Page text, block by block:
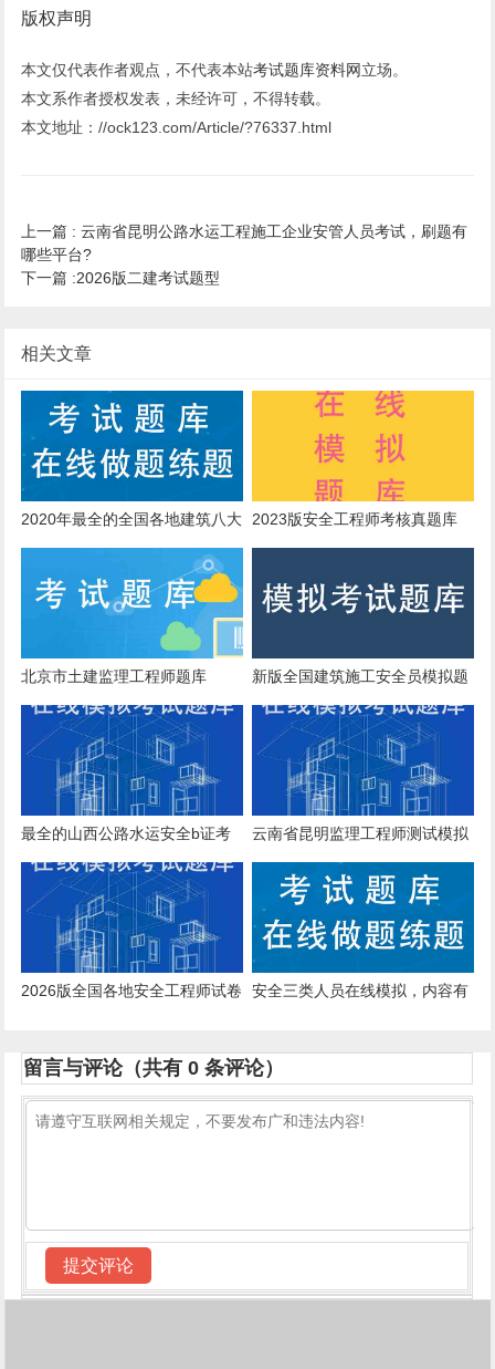
版权声明
本文仅代表作者观点，不代表本站考试题库资料网立场。
本文系作者授权发表，未经许可，不得转载。
本文地址：//ock123.com/Article/?76337.html
上一篇 : 云南省昆明公路水运工程施工企业安管人员考试，刷题有
哪些平台?
下一篇 :2026版二建考试题型
相关文章
2020年最全的全国各地建筑八大
员安全员在线考试题库与做题
app
2023版安全工程师考核真题库
北京市土建监理工程师题库
新版全国建筑施工安全员模拟题
做题软件
最全的山西公路水运安全b证考
试模拟题库资料下载
云南省昆明监理工程师测试模拟
2026版全国各地安全工程师试卷
安全三类人员在线模拟，内容有
留言与评论（共有0 条评论）